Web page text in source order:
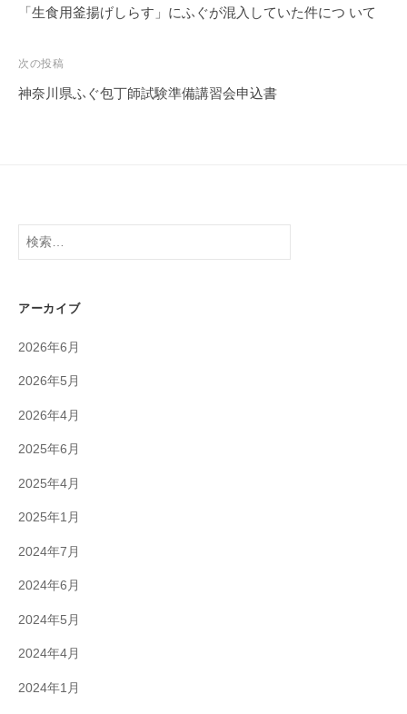
稿
ビ
ゲ
「生食用釜揚げしらす」にふぐが混入していた件につ いて
次の投稿
神奈川県ふぐ包丁師試験準備講習会申込書
検
索:
アーカイブ
2026年6月
2026年5月
2026年4月
2025年6月
2025年4月
2025年1月
2024年7月
2024年6月
2024年5月
2024年4月
2024年1月